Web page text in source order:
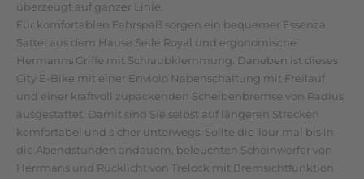
überzeugt auf ganzer Linie.
Für komfortablen Fahrspaß sorgen ein bequemer Essenza
Sattel aus dem Hause Selle Royal und ergonomische
Hermanns Griffe mit Schraubklemmung. Daneben ist dieses
City E-Bike mit einer Enviolo Nabenschaltung mit Freilauf
und einer kraftvoll zupackenden Scheibenbremse von Radius
ausgestattet. Damit sind Sie selbst auf längeren Strecken
komfortabel und sicher unterwegs. Sollte die Tour mal bis in
die Abendstunden andauern, beleuchten Scheinwerfer von
Herrmans und Rücklicht von Trelock mit Bremsichtfunktion